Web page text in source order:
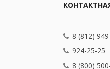
8 (812)
924-25-25
8 (800)